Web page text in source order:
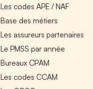
Les codes APE / NAF
Base des métiers
Les assureurs partenaires
Le PMSS par année
Bureaux CPAM
Les codes CCAM